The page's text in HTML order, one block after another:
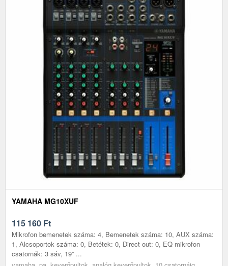
YAMAHA MG10XUF
115 160 Ft
Mikrofon bemenetek száma: 4, Bemenetek száma: 10, AUX száma:
1, Alcsoportok száma: 0, Betétek: 0, Direct out: 0, EQ mikrofon
csatornák: 3 sáv, 19” ...